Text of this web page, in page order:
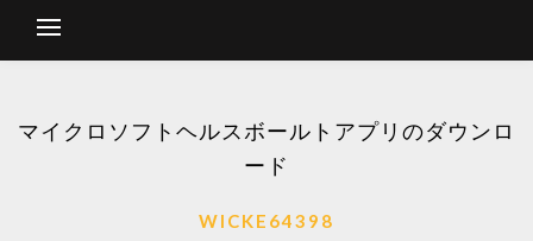
マイクロソフトヘルスボールトアプリのダウンロ
ード
WICKE64398